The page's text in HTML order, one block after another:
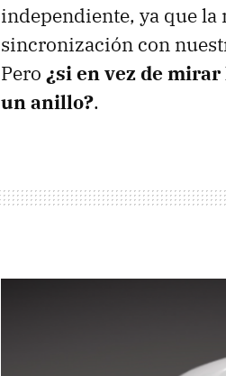
independiente, ya que la
sincronización con
Pero ¿si en vez de
un anillo?.